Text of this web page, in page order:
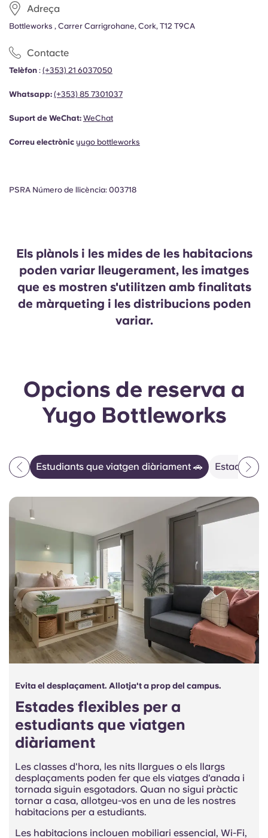
Adreça
Bottleworks , Carrer Carrigrohane, Cork, T12 T9CA
Contacte
Telèfon : (+353) 21 6037050
Whatsapp: (+353) 85 7301037
Suport de WeChat: WeChat
Correu electrònic yugo bottleworks
PSRA Número de llicència: 003718
Els plànols i les mides de les habitacions
poden variar lleugerament, les imatges
que es mostren s'utilitzen amb finalitats
de màrqueting i les distribucions poden
variar.
Opcions de reserva a
Yugo Bottleworks
Estudiants que viatgen diàriament 🚗 Estades
Evita el desplaçament. Allotja't a prop del campus.
Estades flexibles per a
estudiants que viatgen
diàriament
Les classes d'hora, les nits llargues o els llargs
desplaçaments poden fer que els viatges d'anada i
tornada siguin esgotadors. Quan no sigui pràctic
tornar a casa, allotgeu-vos en una de les nostres
habitacions per a estudiants.
Les habitacions inclouen mobiliari essencial, Wi-Fi,